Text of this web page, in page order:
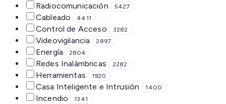
Radiocomunicación 5427
Cableado 4411
Control de Acceso 3282
Videovigilancia 2897
Energía 2804
Redes Inalámbricas 2282
Herramientas 1920
Casa Inteligente e Intrusión 1400
Incendio 1341